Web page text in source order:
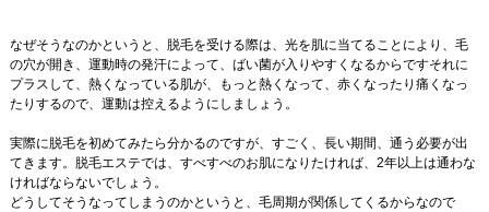
なぜそうなのかというと、脱毛を受ける際は、光を肌に当てることにより、毛
の穴が開き、運動時の発汗によって、ばい菌が入りやすくなるからですそれに
プラスして、熱くなっている肌が、もっと熱くなって、赤くなったり痛くなっ
たりするので、運動は控えるようにしましょう。
実際に脱毛を初めてみたら分かるのですが、すごく、長い期間、通う必要が出
てきます。脱毛エステでは、すべすべのお肌になりたければ、2年以上は通わな
ければならないでしょう。
どうしてそうなってしまうのかというと、毛周期が関係してくるからなので